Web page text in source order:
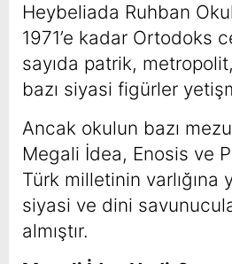
Heybeliada Ruhban
1971’e kadar Ortodoks
sayıda patrik,
bazı siyasi figürler
Ancak okulun bazı
Megali İdea, Enosis ve
Türk milletinin varlığına
siyasi ve dini
almıştır.